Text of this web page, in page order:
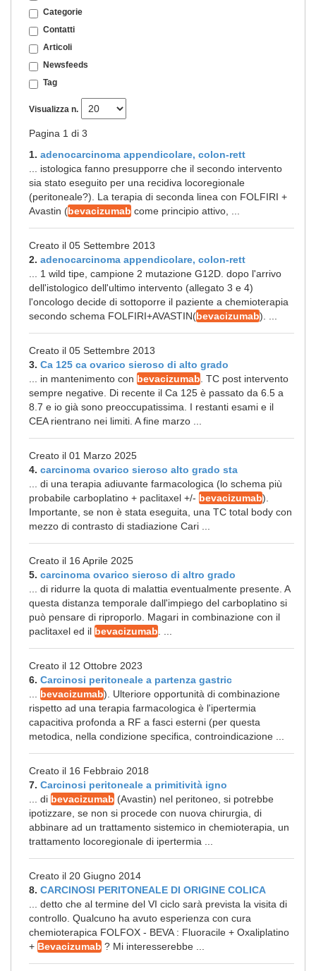
Categorie
Contatti
Articoli
Newsfeeds
Tag
Visualizza n.
Pagina 1 di 3
1. adenocarcinoma appendicolare, colon-rett
... istologica fanno presupporre che il secondo intervento
sia stato eseguito per una recidiva locoregionale
(peritoneale?). La terapia di seconda linea con FOLFIRI +
Avastin (bevacizumab come principio attivo, ...
Creato il 05 Settembre 2013
2. adenocarcinoma appendicolare, colon-rett
... 1 wild tipe, campione 2 mutazione G12D. dopo l'arrivo
dell'istologico dell'ultimo intervento (allegato 3 e 4)
l'oncologo decide di sottoporre il paziente a chemioterapia
secondo schema FOLFIRI+AVASTIN(bevacizumab). ...
Creato il 05 Settembre 2013
3. Ca 125 ca ovarico sieroso di alto grado
... in mantenimento con bevacizumab . TC post intervento
sempre negative. Di recente il Ca 125 è passato da 6.5 a
8.7 e io già sono preoccupatissima. I restanti esami e il
CEA rientrano nei limiti. A fine marzo ...
Creato il 01 Marzo 2025
4. carcinoma ovarico sieroso alto grado sta
... di una terapia adiuvante farmacologica (lo schema più
probabile carboplatino + paclitaxel +/- bevacizumab).
Importante, se non è stata eseguita, una TC total body con
mezzo di contrasto di stadiazione Cari ...
Creato il 16 Aprile 2025
5. carcinoma ovarico sieroso di altro grado
... di ridurre la quota di malattia eventualmente presente. A
questa distanza temporale dall'impiego del carboplatino si
può pensare di riproporlo. Magari in combinazione con il
paclitaxel ed il bevacizumab
Creato il 12 Ottobre 2023
6. Carcinosi peritoneale a partenza gastric
bevacizumab). Ulteriore opportunità di combinazione
rispetto ad una terapia farmacologica è l'ipertermia
capacitiva profonda a RF a fasci esterni (per questa
metodica, nella condizione specifica, controindicazione ...
Creato il 16 Febbraio 2018
7. Carcinosi peritoneale a primitività igno
... di bevacizumab (Avastin) nel peritoneo, si potrebbe
ipotizzare, se non si procede con nuova chirurgia, di
abbinare ad un trattamento sistemico in chemioterapia, un
trattamento locoregionale di ipertermia ...
Creato il 20 Giugno 2014
8. CARCINOSI PERITONEALE DI ORIGINE COLICA
... detto che al termine del VI ciclo sarà prevista la visita di
controllo. Qualcuno ha avuto esperienza con cura
chemioterapica FOLFOX - BEVA : Fluoracile + Oxaliplatino
+ Bevacizumab ? Mi interesserebbe ...